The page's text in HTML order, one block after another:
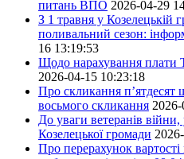
питань ВПО 2026-04-29
З 1 травня у Козелецькій
поливальний сезон:
16 13:19:53
Щодо нарахування плати
2026-04-15 10:23:18
Про скликання п’ятдесят
восьмого скликання
До уваги ветеранів
Козелецької громади
Про перерахунок